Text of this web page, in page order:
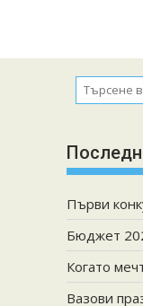
Първи
Бюджет
Когато
Вазови